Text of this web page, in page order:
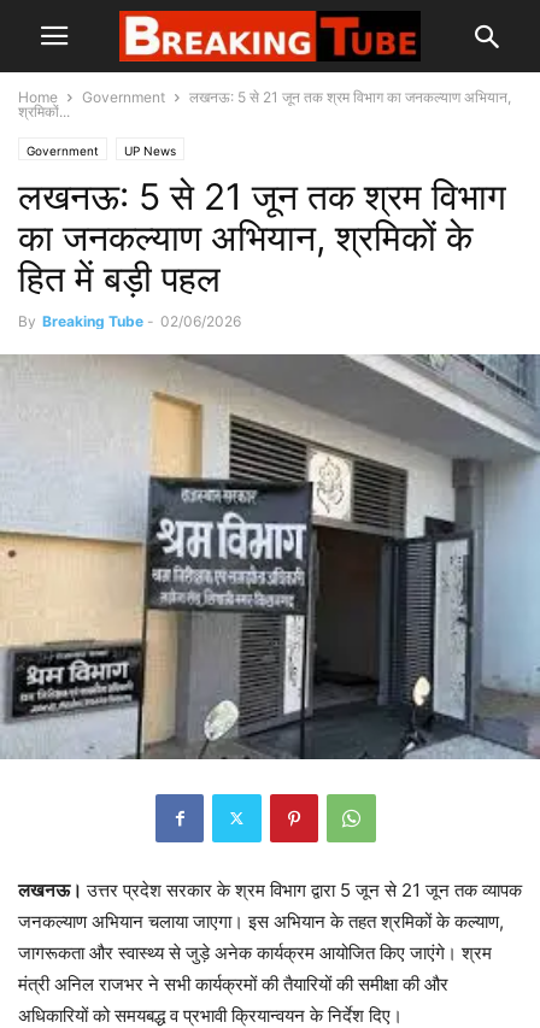
Home Government
लखनऊ: 5 से 21 जून तक श्रम विभाग का जनकल्याण अभियान,
श्रमिकों...
Government UP News
लखनऊ: 5 से 21 जून तक श्रम विभाग
का जनकल्याण अभियान, श्रमिकों के
हित में बड़ी पहल
By Breaking Tube - 02/06/2026
लखनऊ। उत्तर प्रदेश सरकार के श्रम विभाग द्वारा 5 जून से 21 जून तक व्यापक
जनकल्याण अभियान चलाया जाएगा। इस अभियान के तहत श्रमिकों के कल्याण,
जागरूकता और स्वास्थ्य से जुड़े अनेक कार्यक्रम आयोजित किए जाएंगे। श्रम
मंत्री अनिल राजभर ने सभी कार्यक्रमों की तैयारियों की समीक्षा की और
अधिकारियों को समयबद्ध व प्रभावी क्रियान्वयन के निर्देश दिए।